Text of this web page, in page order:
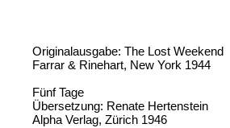
Originalausgabe: The Lost Weekend
Farrar & Rinehart, New York 1944
Fünf Tage
Übersetzung: Renate Hertenstein
Alpha Verlag, Zürich 1946